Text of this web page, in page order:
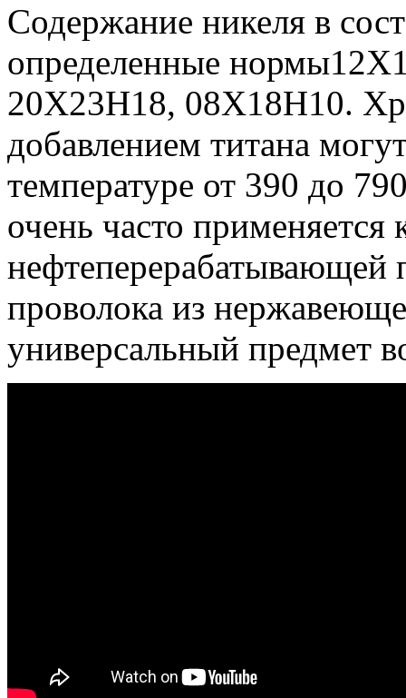
Содержание никеля в
определенные
20Х23Н18, 08Х18Н10.
добавлением титана
температуре от 390 до
очень часто применяется
проволока из
универсальный предмет